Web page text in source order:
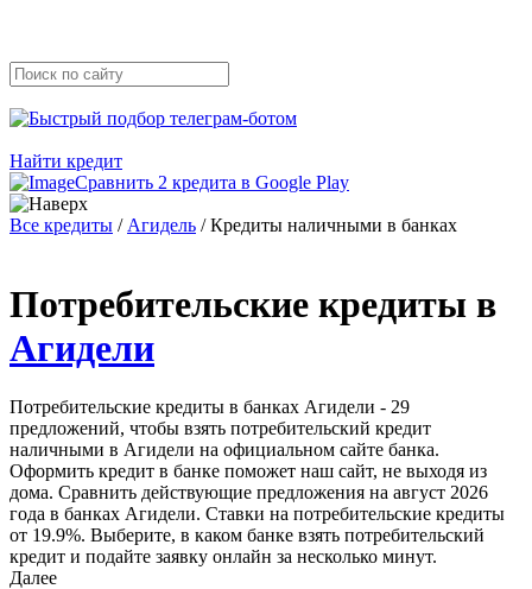
Найти кредит
Сравнить 2 кредита в Google Play
Все кредиты / Агидель /Кредиты наличными в банках
Потребительские кредиты в
Агидели
Потребительские кредиты в банках Агидели - 29
предложений, чтобы взять потребительский кредит
наличными в Агидели на официальном сайте банка.
Оформить кредит в банке поможет наш сайт, не выходя из
дома. Сравнить действующие предложения на август 2026
года в банках Агидели. Ставки на потребительские кредиты
от 19.9%. Выберите, в каком банке взять потребительский
кредит и подайте заявку онлайн за несколько минут.
Далее